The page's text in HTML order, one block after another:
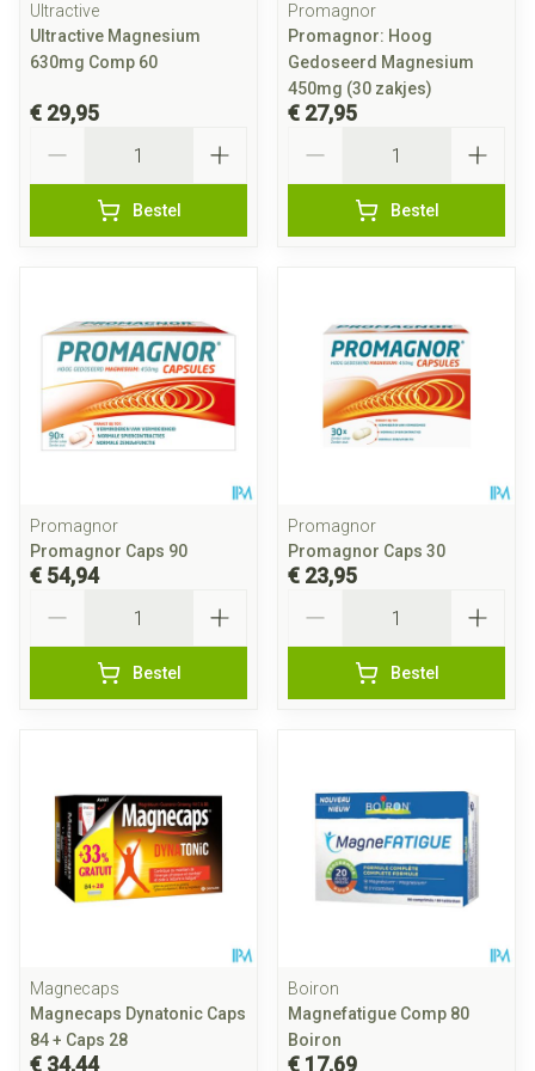
Ultractive
Ultractive Magnesium
630mg Comp 60
€ 29,95
Bestel
Promagnor
Promagnor: Hoog
Gedoseerd Magnesium
450mg (30 zakjes)
€ 27,95
Bestel
Promagnor
Promagnor Caps 90
€ 54,94
Bestel
Promagnor
Promagnor Caps 30
€ 23,95
Bestel
Magnecaps
Magnecaps Dynatonic Caps
84 + Caps 28
€ 34,44
Boiron
Magnefatigue Comp 80
Boiron
€ 17,69